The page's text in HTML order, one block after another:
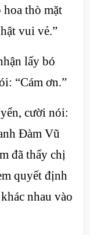
thò mặt
vui vẻ.”
lấy bó
“Cám ơn.”
cười nói:
Đàm Vũ
đã thấy chị
quyết định
nhau vào